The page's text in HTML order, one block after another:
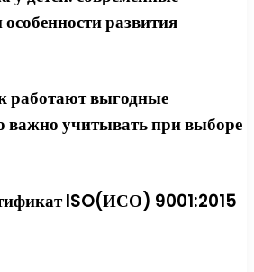
развития
работают выгодные
важно учитывать при выборе
ISO(ИСО) 9001:2015